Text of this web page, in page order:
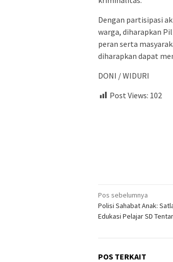
Dengan partisipasi
warga, diharapkan
peran serta
diharapkan dapat
DONI / WIDURI
Post Views: 102
Navigasi
pos
Pos sebelumnya
Polisi Sahabat Anak:
Edukasi Pelajar SD
POS TERKAIT